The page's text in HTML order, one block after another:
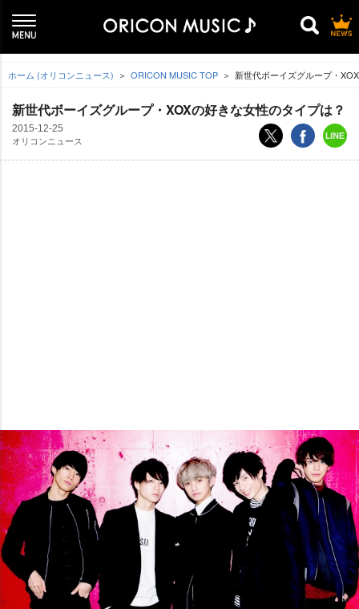
ホーム (オリコンニュース) ORICON MUSIC TOP 新世代ボーイズグループ・
新世代ボーイズグループ・XOXの好きな女性のタイプは？
2015-12-25
オリコンニュース